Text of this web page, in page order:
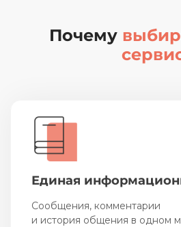
Почему
Единая
Сообщения, комментарии
и история общения в одном